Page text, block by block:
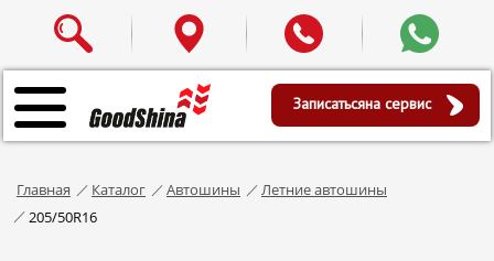
Записатьсяна сервис
Главная Каталог Автошины
Летние автошины
205/50R16